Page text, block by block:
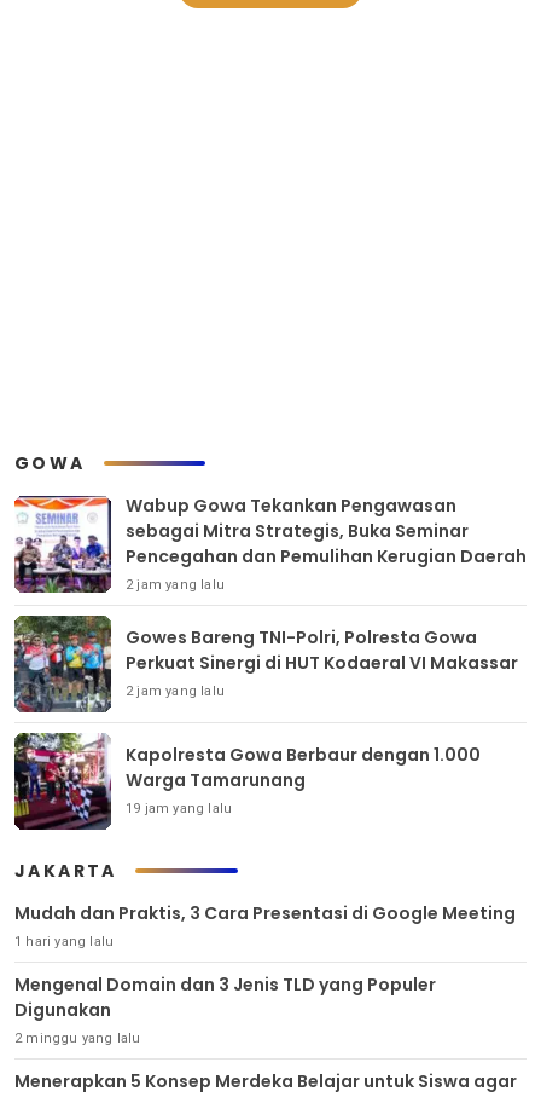
GOWA
Wabup Gowa Tekankan Pengawasan
sebagai Mitra Strategis, Buka Seminar
Pencegahan dan Pemulihan Kerugian Daerah
2 jam yang lalu
Gowes Bareng TNI-Polri, Polresta Gowa
Perkuat Sinergi di HUT Kodaeral VI Makassar
2 jam yang lalu
Kapolresta Gowa Berbaur dengan 1.000
Warga Tamarunang
19 jam yang lalu
JAKARTA
Mudah dan Praktis, 3 Cara Presentasi di Google Meeting
1 hari yang lalu
Mengenal Domain dan 3 Jenis TLD yang Populer
Digunakan
2 minggu yang lalu
Menerapkan 5 Konsep Merdeka Belajar untuk Siswa agar